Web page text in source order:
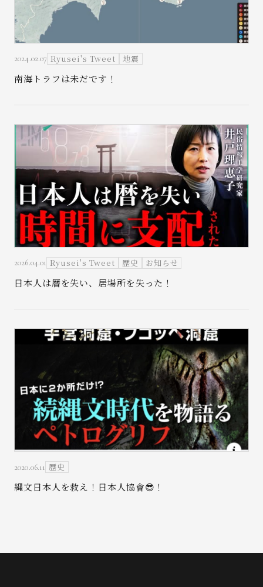
2024.02.07 Ryusei's Tweet 地震
南海トラフは未だです！
2026.04.01 Ryusei's Tweet 歴史 お知らせ
日本人は暦を失い、居場所を失った！
2020.06.11 歴史
縄文日本人を救え！日本人協會😎！